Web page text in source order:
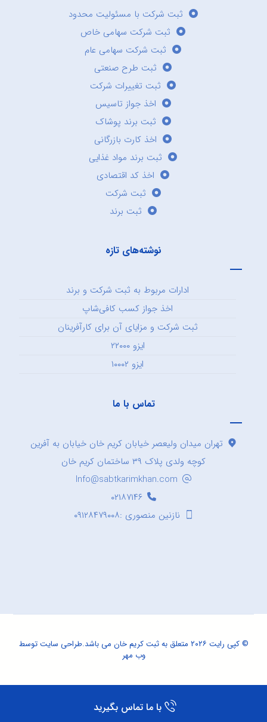
ثبت شرکت با مسئولیت محدود
ثبت شرکت سهامی خاص
ثبت شرکت سهامی عام
ثبت طرح صنعتی
ثبت تغییرات شرکت
اخذ جواز تاسیس
ثبت برند پوشاک
اخذ کارت بازرگانی
ثبت برند مواد غذایی
اخذ کد اقتصادی
ثبت شرکت
ثبت برند
نوشته‌های تازه
ادارات مربوط به ثبت شرکت و برند
اخذ جواز کسب کافی‌شاپ
ثبت شرکت و مزایای آن برای کارآفرینان
ایزو ۲۲۰۰۰
ایزو ۱۰۰۰۲
تماس با ما
تهران میدان ولیعصر خیابان کریم خان خیابان به آفرین
کوچه ولدی پلاک ۳۹ ساختمان کریم خان
Info@sabtkarimkhan.com
۰۲۱۸۷۱۴۶
نازنین منصوری :۰۹۱۲۸۴۷۹۰۰۸
© کپی رایت ۲۰۲۶ متعلق به ثبت کریم خان می باشد. طراحی سایتتوسط
وب مهر
با ما تماس بگیرید